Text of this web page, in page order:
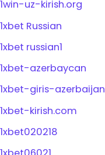
1win-uz-kirish.org
1xbet Russian
1xbet russian1
1xbet-azerbaycan
1xbet-giris-azerbaijan
1xbet-kirish.com
1xbet020218